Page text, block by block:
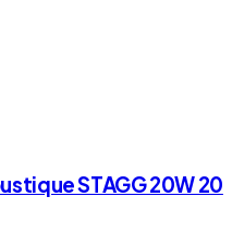
STAGG 20W 20